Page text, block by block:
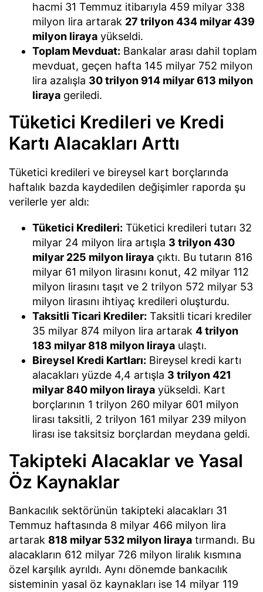
hacmi 31 Temmuz itibarıyla 459 milyar 338
milyon lira artarak 27 trilyon 434 milyar 439
milyon liraya yükseldi.
Toplam Mevduat: Bankalar arası dahil toplam
mevduat, geçen hafta 145 milyar 752 milyon
lira azalışla 30 trilyon 914 milyar 613 milyon
liraya geriledi.
Tüketici Kredileri ve Kredi
Kartı Alacakları Arttı
Tüketici kredileri ve bireysel kart borçlarında
haftalık bazda kaydedilen değişimler raporda şu
verilerle yer aldı:
Tüketici Kredileri: Tüketici kredileri tutarı 32
milyar 24 milyon lira artışla 3 trilyon 430
milyar 225 milyon liraya çıktı. Bu tutarın 816
milyar 61 milyon lirasını konut, 42 milyar 112
milyon lirasını taşıt ve 2 trilyon 572 milyar 53
milyon lirasını ihtiyaç kredileri oluşturdu.
Taksitli Ticari Krediler: Taksitli ticari krediler
35 milyar 874 milyon lira artarak 4 trilyon
183 milyar 818 milyon liraya ulaştı.
Bireysel Kredi Kartları: Bireysel kredi kartı
alacakları yüzde 4,4 artışla 3 trilyon 421
milyar 840 milyon liraya yükseldi. Kart
borçlarının 1 trilyon 260 milyar 601 milyon
lirası taksitli, 2 trilyon 161 milyar 239 milyon
lirası ise taksitsiz borçlardan meydana geldi.
Takipteki Alacaklar ve Yasal
Öz Kaynaklar
Bankacılık sektörünün takipteki alacakları 31
Temmuz haftasında 8 milyar 466 milyon lira
artarak 818 milyar 532 milyon liraya tırmandı. Bu
alacakların 612 milyar 726 milyon liralık kısmına
özel karşılık ayrıldı. Aynı dönemde bankacılık
sisteminin yasal öz kaynakları ise 14 milyar 119